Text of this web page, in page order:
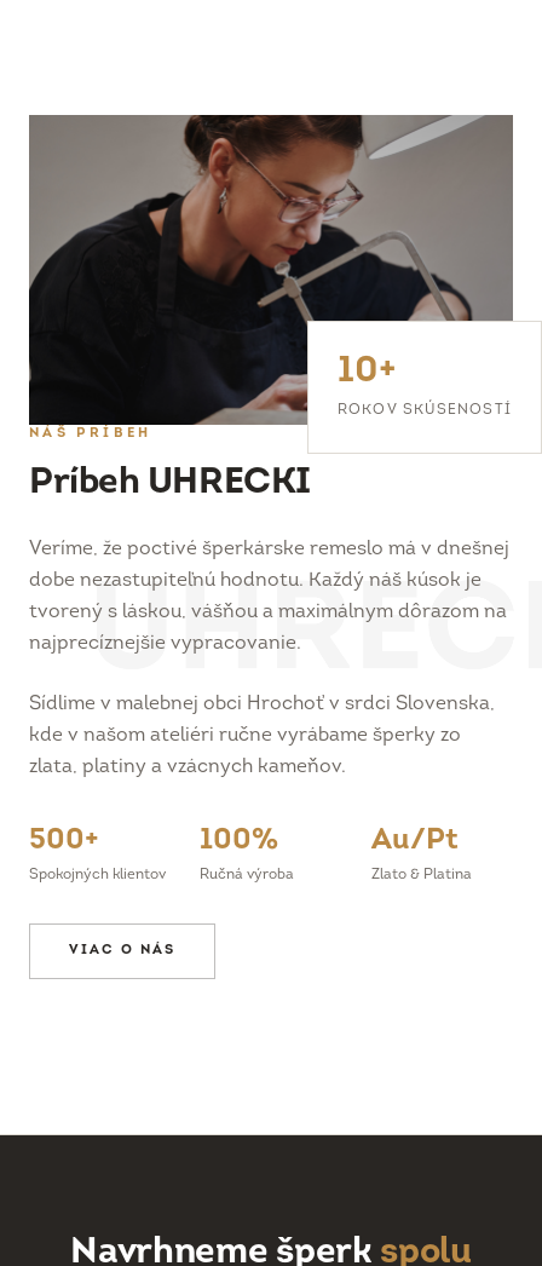
10+
ROKOV SKÚSENOSTÍ
NÁŠ PRÍBEH
Príbeh UHRECKI
Veríme, že poctivé šperkárske remeslo má v dnešnej
dobe nezastupiteľnú hodnotu. Každý náš kúsok je
tvorený s láskou, vášňou a maximálnym dôrazom na
najprecíznejšie vypracovanie.
Sídlime v malebnej obci Hrochoť v srdci Slovenska,
kde v našom ateliéri ručne vyrábame šperky zo
zlata, platiny a vzácnych kameňov.
500+
Spokojných klientov
100%
Ručná výroba
Au/Pt
Zlato & Platina
VIAC O NÁS
Navrhneme šperk spolu